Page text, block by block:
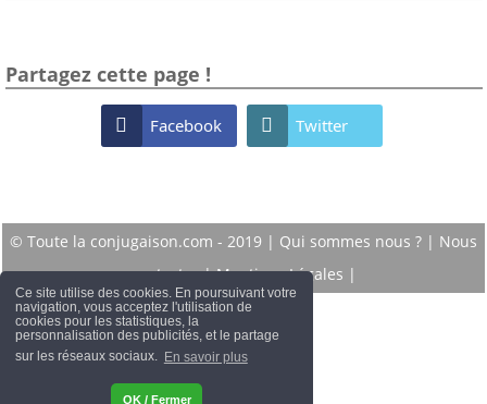
Ce site utilise des cookies. En poursuivant votre
navigation, vous acceptez l'utilisation de
cookies pour les statistiques, la
personnalisation des publicités, et le partage
sur les réseaux sociaux. En savoir plus
OK / Fermer
Partagez cette page !
 Facebook  Twitter
© Toute la conjugaison.com - 2019 | Qui sommes nous ? | Nous
contacter|Mentions Légales |